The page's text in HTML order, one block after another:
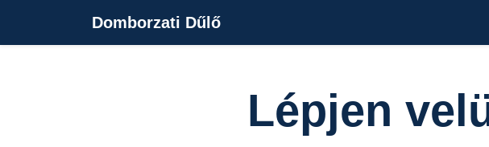
Domborzati Dűlő
Lépjen